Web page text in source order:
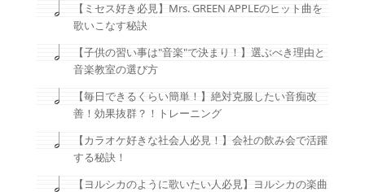
【ミセス好き必見】Mrs. GREEN APPLEのヒット曲を
歌いこなす秘訣
【子供の習い事は"音楽"で決まり！】選ぶべき理由と
音楽教室の選び方
【毎日できるくらい簡単！】絶対克服したい音痴改
善！効果抜群？！トレーニング
【カラオケ好きな社会人必見！】会社の飲み会で活躍
する秘訣！
【ヨルシカのように歌いたい人必見】ヨルシカの楽曲